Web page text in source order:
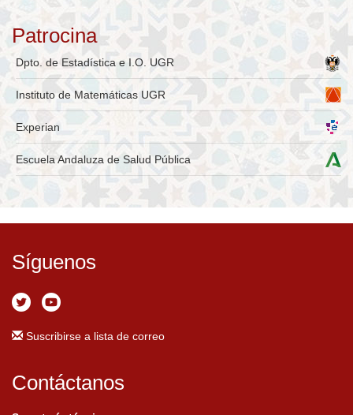
Patrocina
Dpto. de Estadística e I.O. UGR
Instituto de Matemáticas UGR
Experian
Escuela Andaluza de Salud Pública
Síguenos
Suscribirse a lista de correo
Contáctanos